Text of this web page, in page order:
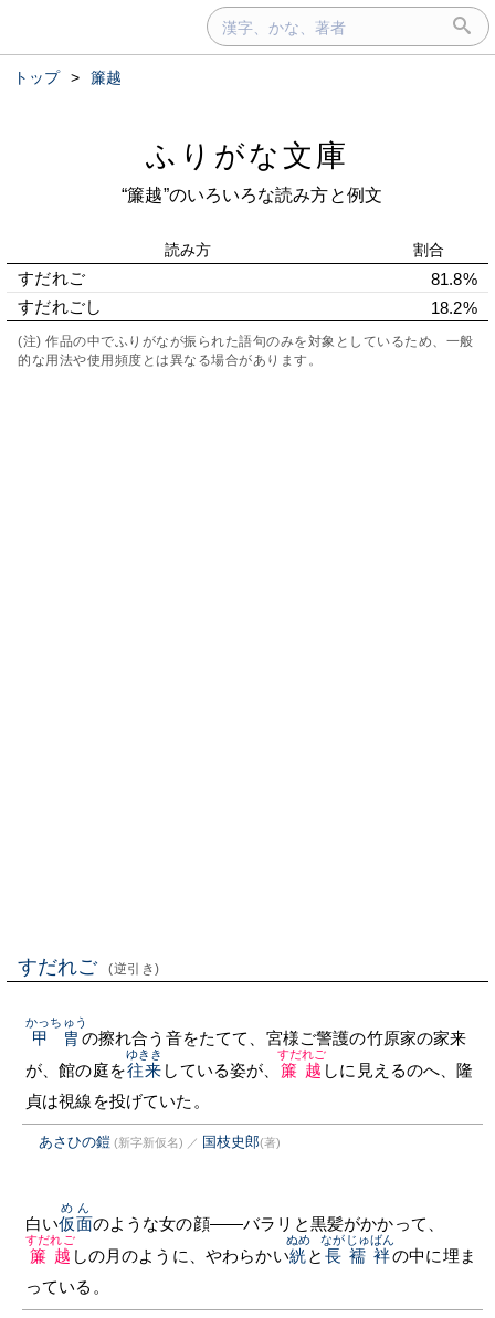
トップ > 簾越
ふりがな文庫
“簾越”のいろいろな読み方と例文
読み方 割合
すだれご
81.8%
すだれごし
18.2%
(注) 作品の中でふりがなが振られた語句のみを対象としているため、一般
的な用法や使用頻度とは異なる場合があります。
すだれご (逆引き)
甲胄
かっちゅう
の擦れ合う音をたてて、宮様ご警護の竹原家の家来
が、館の庭を往来
ゆきき
している姿が、 簾越
すだれご
しに見えるのへ、隆
貞は視線を投げていた。
あさひの鎧 (新字新仮名) ／ 国枝史郎(著)
白い仮面
めん
のような女の顔——バラリと黒髪がかかって、
簾越
すだれご
しの月のように、やわらかい絖
ぬめ
と 長襦袢
ながじゅばん
の中に埋ま
っている。